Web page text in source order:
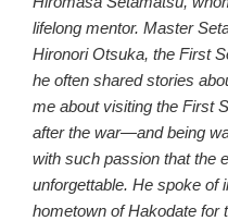
lifelong mentor. Master
Hironori Otsuka, the First
he often shared stories
me about visiting the First
after the war—and being
with such passion that the
unforgettable. He spoke of
hometown of Hakodate for